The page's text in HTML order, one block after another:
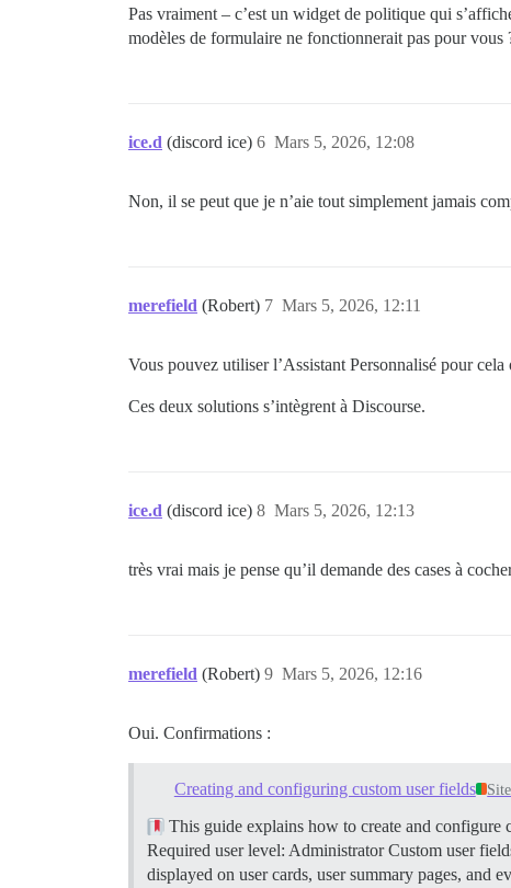
Pas vraiment – c’est un widget de politique qui
modèles de formulaire ne fonctionnerait pas pour vous
ice.d (discord ice) Mars 5, 2026, 12:08
6
Non, il se peut que je n’aie tout simplement jamais
merefield (Robert) Mars 5, 2026, 12:11
7
Vous pouvez utiliser l’Assistant Personnalisé pour
Ces deux solutions s’intègrent à Discourse.
ice.d (discord ice) Mars 5, 2026, 12:13
8
très vrai mais je pense qu’il demande des cases à
merefield (Robert) Mars 5, 2026, 12:16
9
Oui. Confirmations :
Creating and configuring custom user fields
This guide explains how to create and
Required user level: Administrator Custom user
displayed on user cards, user summary pages, and